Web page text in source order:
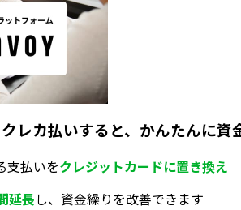
レカ払いすると、かんたんに資
支払いをクレジットカードに置き換え
延長し、資金繰りを改善できます